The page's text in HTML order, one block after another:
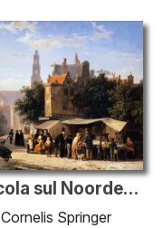
Edicola sul Noordermarket
Cornelis Springer